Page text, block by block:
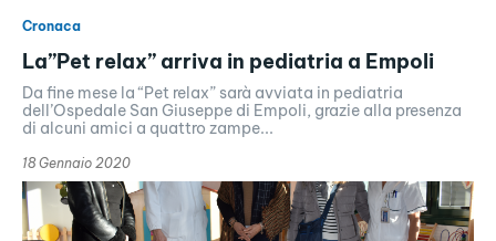
Cronaca
La”Pet relax” arriva in pediatria a Empoli
Da fine mese la “Pet relax” sarà avviata in pediatria
dell’Ospedale San Giuseppe di Empoli, grazie alla presenza
di alcuni amici a quattro zampe...
18 Gennaio 2020